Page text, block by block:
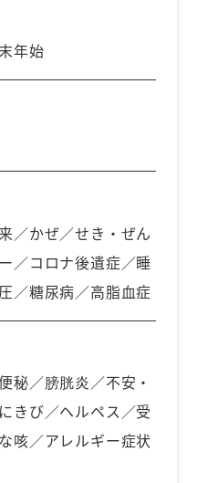
年始
／かぜ／せき・ぜん
／コロナ後遺症／睡
／糖尿病／高脂血症
秘／膀胱炎／不安・
きび／ヘルペス／受
咳／アレルギー症状